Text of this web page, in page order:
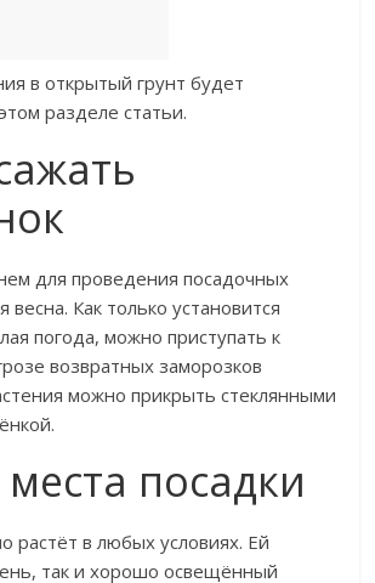
в открытый грунт будет
разделе статьи.
для проведения посадочных
весна. Как только установится
погода, можно приступать к
возвратных заморозков
можно прикрыть стеклянными
посадки
растёт в любых условиях. Ей
так и хорошо освещённый